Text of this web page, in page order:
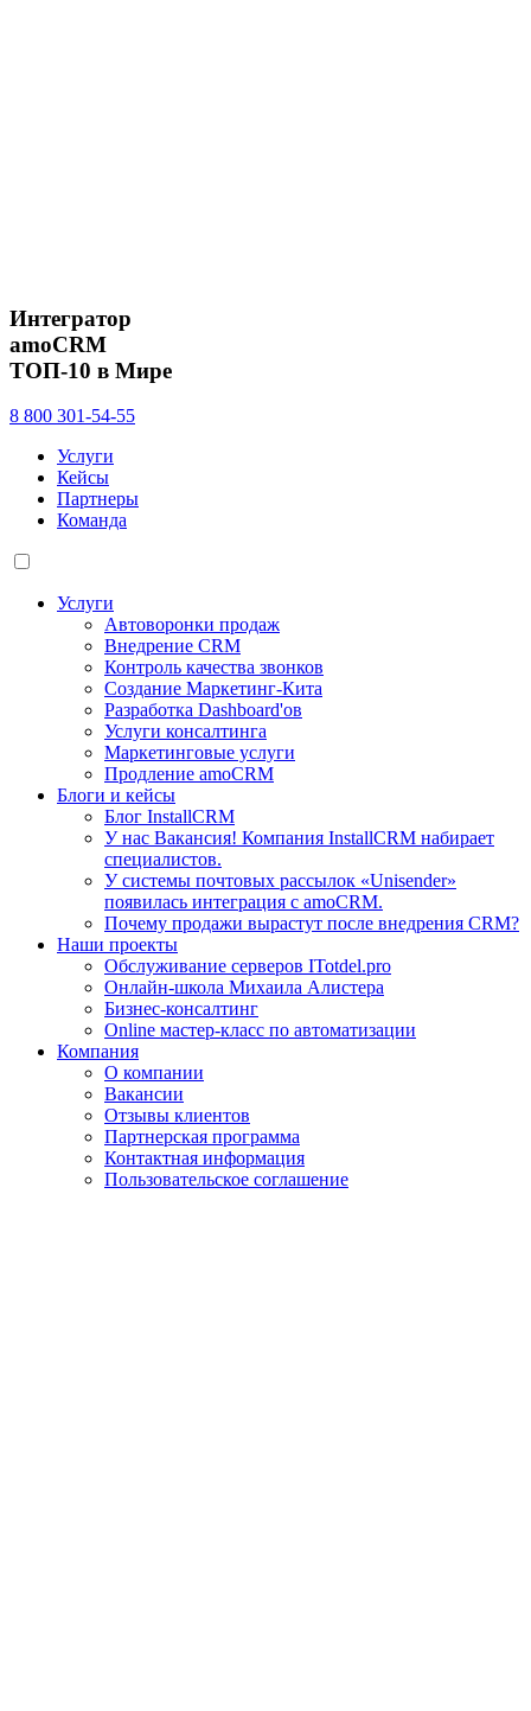
Интегратор
amoCRM
ТОП-10 в Мире
8 800 301-54-55
Услуги
Кейсы
Партнеры
Команда
Услуги
Автоворонки продаж
Внедрение CRM
Контроль качества звонков
Создание Маркетинг-Кита
Разработка Dashboard'ов
Услуги консалтинга
Маркетинговые услуги
Продление amoCRM
Блоги и кейсы
Блог InstallCRM
У нас Вакансия! Компания InstallCRM набирает
специалистов.
У системы почтовых рассылок «Unisender»
появилась интеграция с amoCRM.
Почему продажи вырастут после внедрения CRM?
Наши проекты
Обслуживание серверов ITotdel.pro
Онлайн-школа Михаила Алистера
Бизнес-консалтинг
Online мастер-класс по автоматизации
Компания
О компании
Вакансии
Отзывы клиентов
Партнерская программа
Контактная информация
Пользовательское соглашение